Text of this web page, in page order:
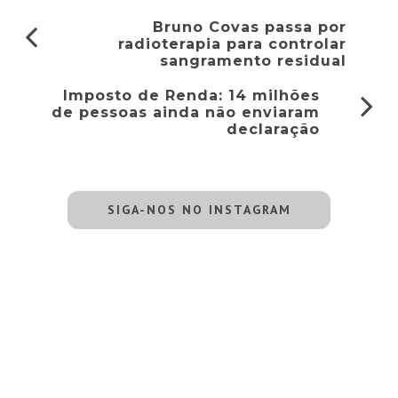
Bruno Covas passa por
radioterapia para controlar
sangramento residual
Imposto de Renda: 14 milhões
de pessoas ainda não enviaram
declaração
SIGA-NOS NO INSTAGRAM